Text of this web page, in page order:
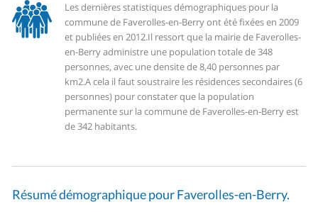
Les dernières statistiques démographiques pour la
commune de Faverolles-en-Berry ont été fixées en 2009
et publiées en 2012.Il ressort que la mairie de Faverolles-
en-Berry administre une population totale de 348
personnes, avec une densite de 8,40 personnes par
km2.A cela il faut soustraire les résidences secondaires (6
personnes) pour constater que la population
permanente sur la commune de Faverolles-en-Berry est
de 342 habitants.
Résumé démographique pour Faverolles-en-Berry.